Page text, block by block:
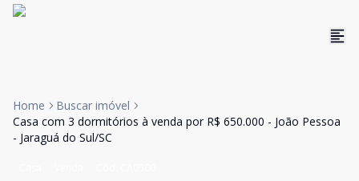
Home
Buscar imóvel
Casa com 3 dormitórios à venda por R$ 650.000 - João Pessoa
- Jaraguá do Sul/SC